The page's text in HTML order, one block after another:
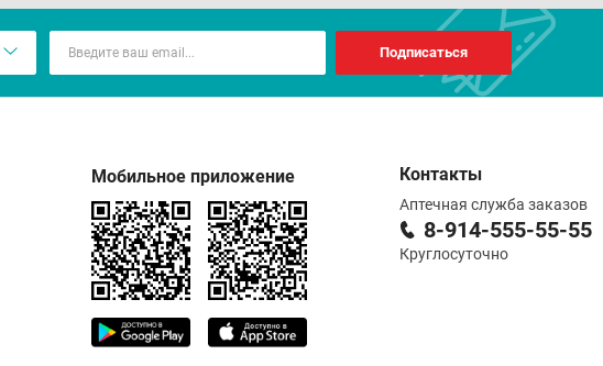
Подписаться
Мобильное приложение Контакты
Аптечная служба заказов
8-914-555-55-55
Круглосуточно